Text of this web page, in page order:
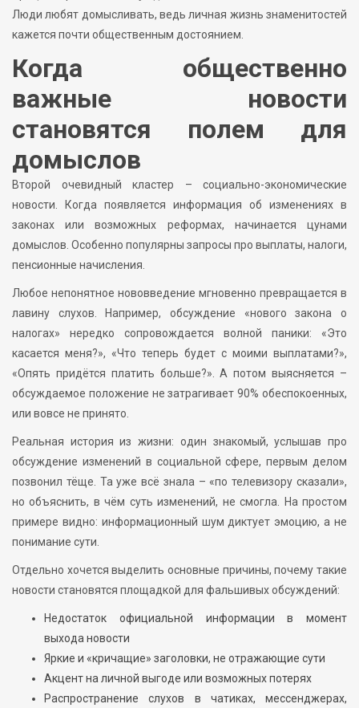
Люди любят домысливать, ведь личная жизнь знаменитостей
кажется почти общественным достоянием.
Когда общественно
важные новости
становятся полем для
домыслов
Второй очевидный кластер – социально-экономические
новости. Когда появляется информация об изменениях в
законах или возможных реформах, начинается цунами
домыслов. Особенно популярны запросы про выплаты, налоги,
пенсионные начисления.
Любое непонятное нововведение мгновенно превращается в
лавину слухов. Например, обсуждение «нового закона о
налогах» нередко сопровождается волной паники: «Это
касается меня?», «Что теперь будет с моими выплатами?»,
«Опять придётся платить больше?». А потом выясняется –
обсуждаемое положение не затрагивает 90% обеспокоенных,
или вовсе не принято.
Реальная история из жизни: один знакомый, услышав про
обсуждение изменений в социальной сфере, первым делом
позвонил тёще. Та уже всё знала – «по телевизору сказали»,
но объяснить, в чём суть изменений, не смогла. На простом
примере видно: информационный шум диктует эмоцию, а не
понимание сути.
Отдельно хочется выделить основные причины, почему такие
новости становятся площадкой для фальшивых обсуждений:
Недостаток официальной информации в момент
выхода новости
Яркие и «кричащие» заголовки, не отражающие сути
Акцент на личной выгоде или возможных потерях
Распространение слухов в чатиках, мессенджерах,